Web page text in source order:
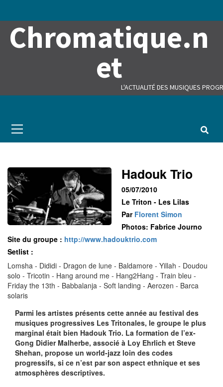
Chromatique.n
et
L'ACTUALITÉ DES MUSIQUES
Menu
Hadouk Trio
05/07/2010
Le Triton - Les Lilas
Par Florent Simon
Photos: Fabrice Journo
Site du groupe : http://www.hadouktrio.com
Setlist :
Lomsha - Dididi - Dragon de lune - Baldamore - Yillah - Doudou
solo - Tricotin - Hang around me - Hang2Hang - Train bleu -
Friday the 13th - Babbalanja - Soft landing - Aerozen - Barca
solaris
Parmi les artistes présents cette année au festival des
musiques progressives Les Tritonales, le groupe le plus
marginal était bien Hadouk Trio. La formation de l’ex-
Gong Didier Malherbe, associé à Loy Ehrlich et Steve
Shehan, propose un world-jazz loin des codes
progressifs, si ce n’est par son aspect ethnique et ses
atmosphères descriptives.